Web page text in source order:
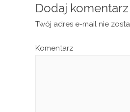
Dodaj komentarz
Twój adres e-mail nie
Komentarz